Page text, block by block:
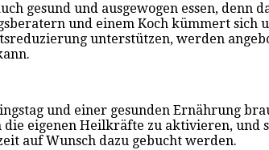
gesund und ausgewogen essen,
und einem Koch kümmert sich
unterstützen, werden
und einer gesunden Ernährung
eigenen Heilkräfte zu aktivieren, und
auf Wunsch dazu gebucht werden.